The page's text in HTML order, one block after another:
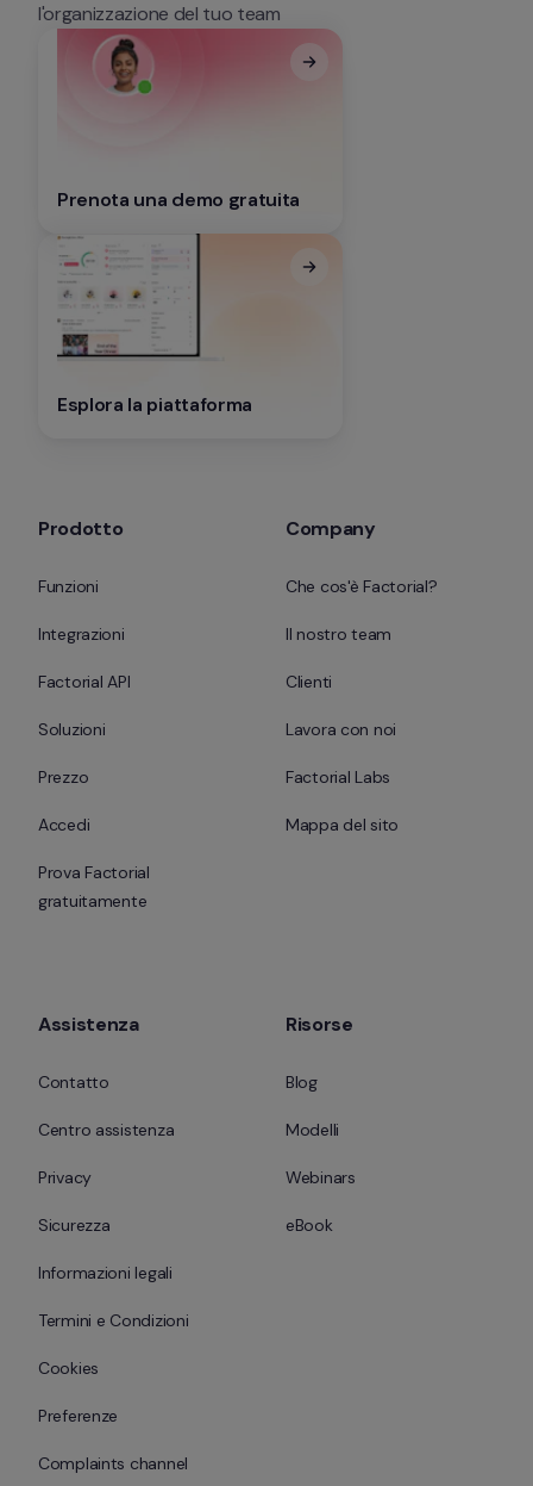
l'organizzazione del tuo team
Prenota una demo gratuita
Esplora la piattaforma
Prodotto
Funzioni
Integrazioni
Factorial API
Soluzioni
Prezzo
Accedi
Prova Factorial
gratuitamente
Company
Che cos'è Factorial?
Il nostro team
Clienti
Lavora con noi
Factorial Labs
Mappa del sito
Assistenza
Contatto
Centro assistenza
Privacy
Sicurezza
Informazioni legali
Termini e Condizioni
Cookies
Preferenze
Complaints channel
Risorse
Blog
Modelli
Webinars
eBook